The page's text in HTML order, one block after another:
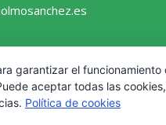
garantizar el funcionamiento
aceptar todas las
Política de cookies